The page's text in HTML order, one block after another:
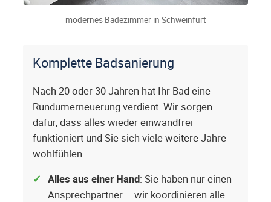
modernes Badezimmer in Schweinfurt
Komplette Badsanierung
Nach 20 oder 30 Jahren hat Ihr Bad eine
Rundumerneuerung verdient. Wir sorgen
dafür, dass alles wieder einwandfrei
funktioniert und Sie sich viele weitere Jahre
wohlfühlen.
Alles aus einer Hand: Sie haben nur einen
Ansprechpartner – wir koordinieren alle